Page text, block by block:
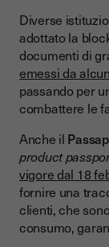
Diverse
adottato la
documenti di
emessi da
passando per
combattere le
Anche il
product
vigore dal 18
fornire una
clienti, che
consumo,